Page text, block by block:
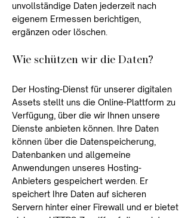
unvollständige Daten jederzeit nach
eigenem Ermessen berichtigen,
ergänzen oder löschen.
Wie schützen wir die Daten?
Der Hosting-Dienst für unserer digitalen
Assets stellt uns die Online-Plattform zu
Verfügung, über die wir Ihnen unsere
Dienste anbieten können. Ihre Daten
können über die Datenspeicherung,
Datenbanken und allgemeine
Anwendungen unseres Hosting-
Anbieters gespeichert werden. Er
speichert Ihre Daten auf sicheren
Servern hinter einer Firewall und er bietet